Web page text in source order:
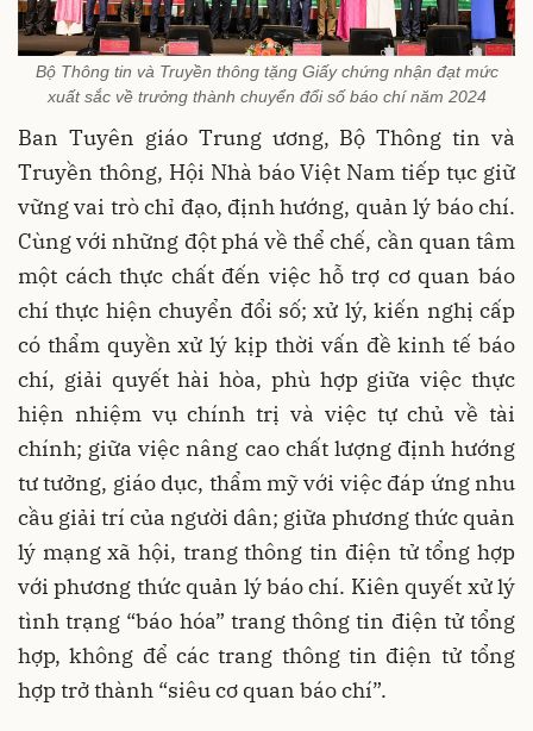
Bộ Thông tin và Truyền thông tặng Giấy chứng nhận đạt mức
xuất sắc về trưởng thành chuyển đổi số báo chí năm 2024
Ban Tuyên giáo Trung ương, Bộ Thông tin và
Truyền thông, Hội Nhà báo Việt Nam tiếp tục giữ
vững vai trò chỉ đạo, định hướng, quản lý báo chí.
Cùng với những đột phá về thể chế, cần quan tâm
một cách thực chất đến việc hỗ trợ cơ quan báo
chí thực hiện chuyển đổi số; xử lý, kiến nghị cấp
có thẩm quyền xử lý kịp thời vấn đề kinh tế báo
chí, giải quyết hài hòa, phù hợp giữa việc thực
hiện nhiệm vụ chính trị và việc tự chủ về tài
chính; giữa việc nâng cao chất lượng định hướng
tư tưởng, giáo dục, thẩm mỹ với việc đáp ứng nhu
cầu giải trí của người dân; giữa phương thức quản
lý mạng xã hội, trang thông tin điện tử tổng hợp
với phương thức quản lý báo chí. Kiên quyết xử lý
tình trạng “báo hóa” trang thông tin điện tử tổng
hợp, không để các trang thông tin điện tử tổng
hợp trở thành “siêu cơ quan báo chí”.